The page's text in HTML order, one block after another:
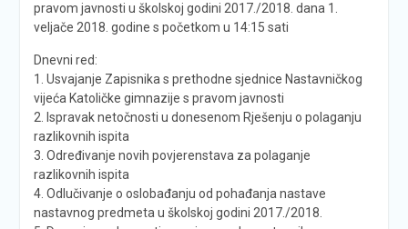
pravom javnosti u školskoj godini 2017./2018. dana 1.
veljače 2018. godine s početkom u 14:15 sati
Dnevni red:
1. Usvajanje Zapisnika s prethodne sjednice Nastavničkog
vijeća Katoličke gimnazije s pravom javnosti
2. Ispravak netočnosti u donesenom Rješenju o polaganju
razlikovnih ispita
3. Određivanje novih povjerenstava za polaganje
razlikovnih ispita
4. Odlučivanje o oslobađanju od pohađanja nastave
nastavnog predmeta u školskoj godini 2017./2018.